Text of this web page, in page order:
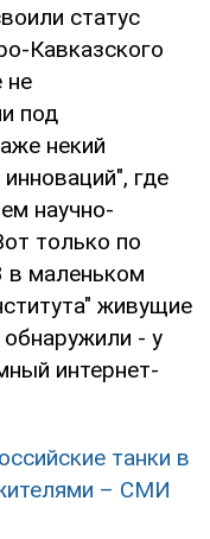
статус
Кавказского
не
под
некий
где
научно-
только по
в маленьком
живущие
- у
интернет-
танки в
– СМИ